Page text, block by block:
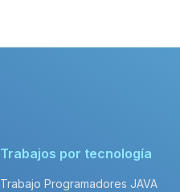
Trabajos por tecnología
Trabajo Programadores JAVA